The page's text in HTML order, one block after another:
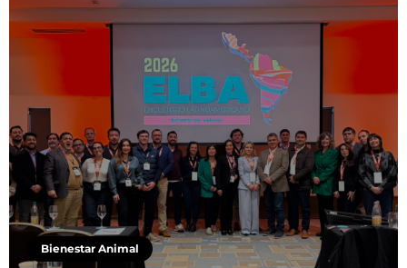
Bienestar Animal